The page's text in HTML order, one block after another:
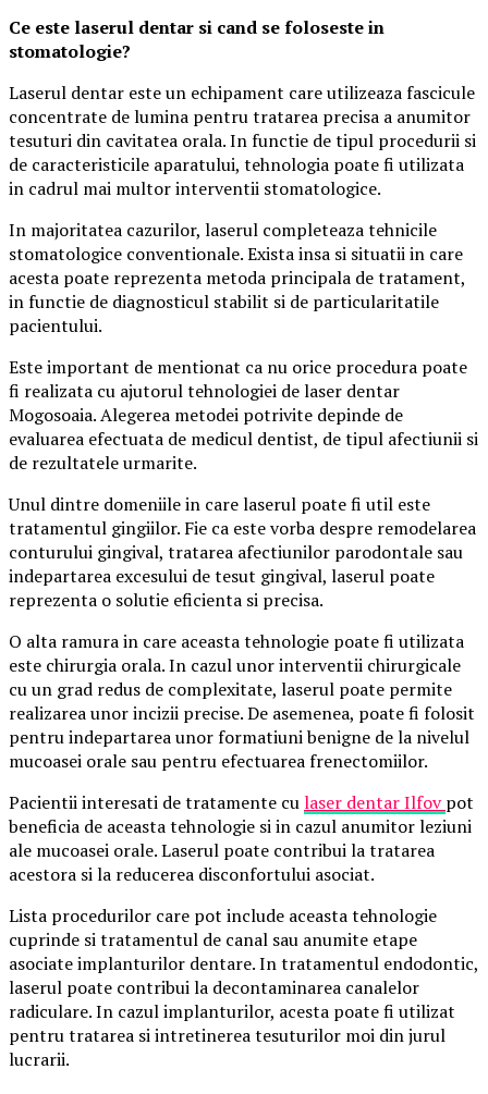
Ce este laserul dentar si cand se foloseste in
stomatologie?
Laserul dentar este un echipament care utilizeaza fascicule
concentrate de lumina pentru tratarea precisa a anumitor
tesuturi din cavitatea orala. In functie de tipul procedurii si
de caracteristicile aparatului, tehnologia poate fi utilizata
in cadrul mai multor interventii stomatologice.
In majoritatea cazurilor, laserul completeaza tehnicile
stomatologice conventionale. Exista insa si situatii in care
acesta poate reprezenta metoda principala de tratament,
in functie de diagnosticul stabilit si de particularitatile
pacientului.
Este important de mentionat ca nu orice procedura poate
fi realizata cu ajutorul tehnologiei de laser dentar
Mogosoaia. Alegerea metodei potrivite depinde de
evaluarea efectuata de medicul dentist, de tipul afectiunii si
de rezultatele urmarite.
Unul dintre domeniile in care laserul poate fi util este
tratamentul gingiilor. Fie ca este vorba despre remodelarea
conturului gingival, tratarea afectiunilor parodontale sau
indepartarea excesului de tesut gingival, laserul poate
reprezenta o solutie eficienta si precisa.
O alta ramura in care aceasta tehnologie poate fi utilizata
este chirurgia orala. In cazul unor interventii chirurgicale
cu un grad redus de complexitate, laserul poate permite
realizarea unor incizii precise. De asemenea, poate fi folosit
pentru indepartarea unor formatiuni benigne de la nivelul
mucoasei orale sau pentru efectuarea frenectomiilor.
Pacientii interesati de tratamente culaser dentar Ilfovpot
beneficia de aceasta tehnologie si in cazul anumitor leziuni
ale mucoasei orale. Laserul poate contribui la tratarea
acestora si la reducerea disconfortului asociat.
Lista procedurilor care pot include aceasta tehnologie
cuprinde si tratamentul de canal sau anumite etape
asociate implanturilor dentare. In tratamentul endodontic,
laserul poate contribui la decontaminarea canalelor
radiculare. In cazul implanturilor, acesta poate fi utilizat
pentru tratarea si intretinerea tesuturilor moi din jurul
lucrarii.